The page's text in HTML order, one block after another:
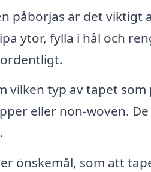
påbörjas är det viktigt
ytor, fylla i hål och
vilken typ av tapet
eller non-woven. De
önskemål, som att